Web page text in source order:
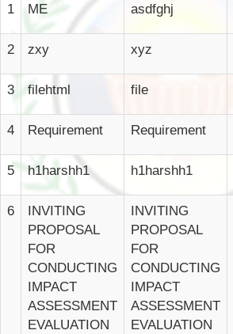
1 ME asdfghj
2 zxy xyz
3 filehtml file
4 Requirement Requirement
5 h1harshh1 h1harshh1
6
INVITING
PROPOSAL
FOR
CONDUCTING
IMPACT
ASSESSMENT
EVALUATION
INVITING
PROPOSAL
FOR
CONDUCTING
IMPACT
ASSESSMENT
EVALUATION